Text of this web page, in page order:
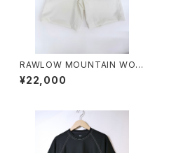
RAWLOW MOUNTAIN WOR
KS / HIKER GURKHA PANTS
¥22,000